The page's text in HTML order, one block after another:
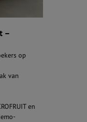
–
op
van
en